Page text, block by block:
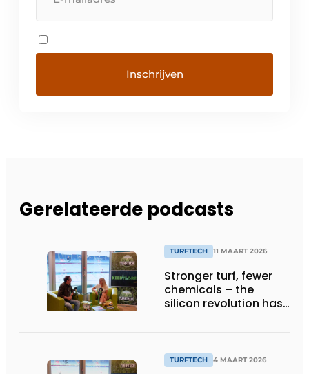
Gerelateerde podcasts
TURFTECH 11 MAART 2026
Stronger turf, fewer
chemicals – the
silicon revolution has
TURFTECH 4 MAART 2026